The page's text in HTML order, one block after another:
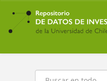
Ir
contenido
principal
Buscar